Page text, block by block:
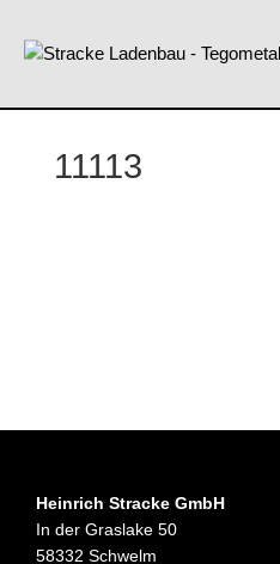
11113
Heinrich Stracke GmbH
In der Graslake 50
58332 Schwelm